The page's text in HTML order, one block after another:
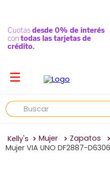
Buscar
Mujer Zapatos
Mujer VIA UNO DF2887-D6306